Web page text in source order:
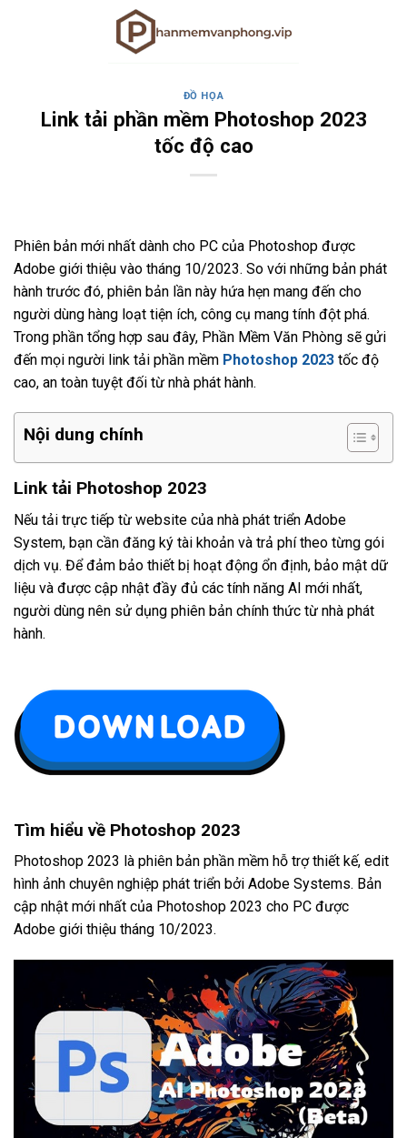
ĐỒ HỌA
Link tải phần mềm Photoshop 2023
tốc độ cao
Phiên bản mới nhất dành cho PC của Photoshop được
Adobe giới thiệu vào tháng 10/2023. So với những bản phát
hành trước đó, phiên bản lần này hứa hẹn mang đến cho
người dùng hàng loạt tiện ích, công cụ mang tính đột phá.
Trong phần tổng hợp sau đây, Phần Mềm Văn Phòng sẽ gửi
đến mọi người link tải phần mềm Photoshop 2023 tốc độ
cao, an toàn tuyệt đối từ nhà phát hành.
Nội dung chính
Link tải Photoshop 2023
Nếu tải trực tiếp từ website của nhà phát triển Adobe
System, bạn cần đăng ký tài khoản và trả phí theo từng gói
dịch vụ. Để đảm bảo thiết bị hoạt động ổn định, bảo mật dữ
liệu và được cập nhật đầy đủ các tính năng AI mới nhất,
người dùng nên sử dụng phiên bản chính thức từ nhà phát
hành.
Tìm hiểu về Photoshop 2023
Photoshop 2023 là phiên bản phần mềm hỗ trợ thiết kế, edit
hình ảnh chuyên nghiệp phát triển bởi Adobe Systems. Bản
cập nhật mới nhất của Photoshop 2023 cho PC được
Adobe giới thiệu tháng 10/2023.